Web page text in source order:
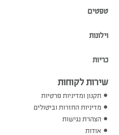
טפטים
וילונות
כריות
שירות לקוחות
תקנון ומדיניות פרטיות
מדיניות החזרות וביטולים
הצהרת נגישות
אודות